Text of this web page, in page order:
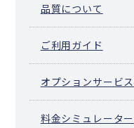
品質について
ご利用ガイド
オプションサービス
料金シミュレーター